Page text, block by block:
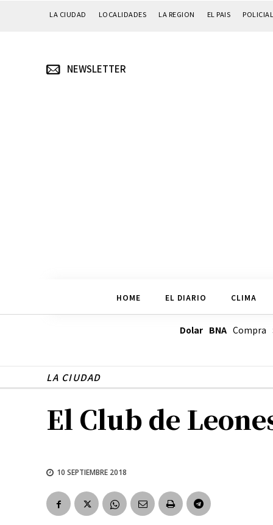
LA CIUDAD LOCALIDADES LA REGION EL PAIS
NEWSLETTER
HOME EL DIARIO CLIMA
Dolar BNACompra
LA CIUDAD
El Club de
10 SEPTIEMBRE 2018